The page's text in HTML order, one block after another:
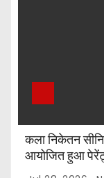
कला निकेतन
आयोजित हुआ
और CBSE